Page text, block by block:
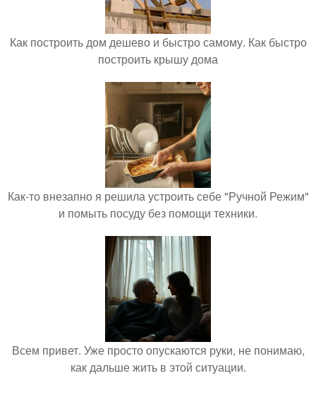
Как построить дом дешево и быстро самому. Как быстро
построить крышу дома
Как-то внезапно я решила устроить себе "Ручной Режим"
и помыть посуду без помощи техники.
Всем привет. Уже просто опускаются руки, не понимаю,
как дальше жить в этой ситуации.